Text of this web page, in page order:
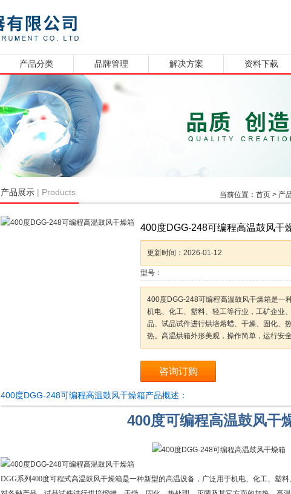
产品分类 品牌管理 解决方案 资料下载
产品展示 | Products 当前位置： 首页 > 产
400度DGG-248可编程高温鼓风干
更新时间： 2026-01-12
型号：
400度DGG-248可编程高温鼓风干燥箱是一
机电、化工、塑料、轻工等行业，工矿企业
品、试品试件进行烘培熔蜡、干燥、固化、
热。高温烘箱外形美观，操作简单，运行安全
咨询订购
400度DGG-248可编程高温鼓风干燥箱产品概述：
400度可编程高温鼓风干
DGG系列400度可程式高温鼓风干燥箱是一种新型的高温设备，广泛用于机电、化工、塑